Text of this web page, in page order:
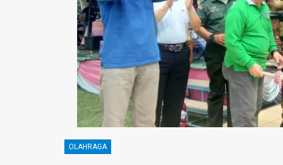
OLAHRAGA